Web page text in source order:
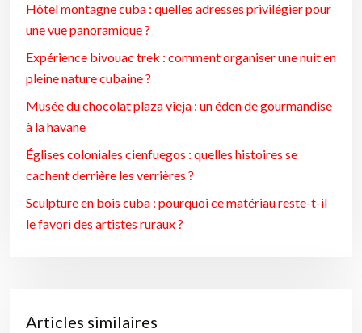
Hôtel montagne cuba : quelles adresses privilégier pour
une vue panoramique ?
Expérience bivouac trek : comment organiser une nuit en
pleine nature cubaine ?
Musée du chocolat plaza vieja : un éden de gourmandise
à la havane
Églises coloniales cienfuegos : quelles histoires se
cachent derrière les verrières ?
Sculpture en bois cuba : pourquoi ce matériau reste-t-il
le favori des artistes ruraux ?
Articles similaires